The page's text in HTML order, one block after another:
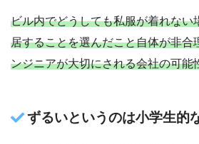
ビル内でどうしても私服が着れない
居することを選んだこと自体が非合
ンジニアが大切にされる会社の可能
ずるいというのは小学生的